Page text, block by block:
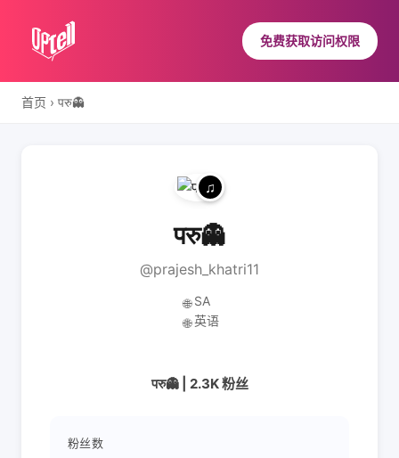
免费获取访问权限
首页 › परु👻
परु👻
@prajesh_khatri11
🌐 SA
🌐 英语
परु👻 | 2.3K 粉丝
粉丝数